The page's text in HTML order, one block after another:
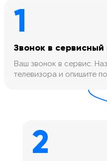
1
Звонок в сервисный
Ваш звонок в сервис.
телевизора и опишите
2